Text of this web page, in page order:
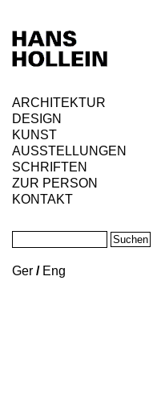
ARCHITEKTUR
DESIGN
KUNST
AUSSTELLUNGEN
SCHRIFTEN
ZUR PERSON
KONTAKT
Ger / Eng